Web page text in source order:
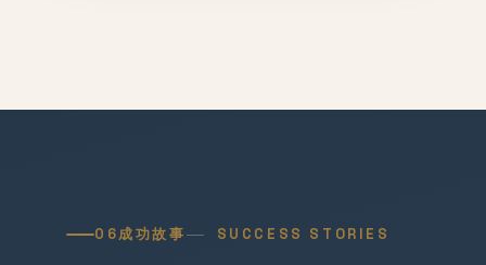
06成功故事 SUCCESS STORIES